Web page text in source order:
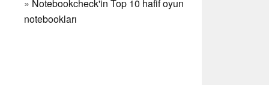
» Notebookcheck'in Top 10 hafif oyun
notebookları